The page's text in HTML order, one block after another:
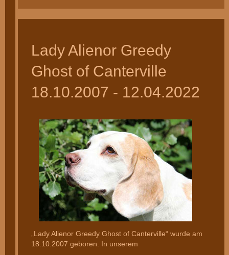
Lady Alienor Greedy
Ghost of Canterville
18.10.2007 - 12.04.2022
„Lady Alienor Greedy Ghost of Canterville“ wurde am
18.10.2007 geboren. In unserem